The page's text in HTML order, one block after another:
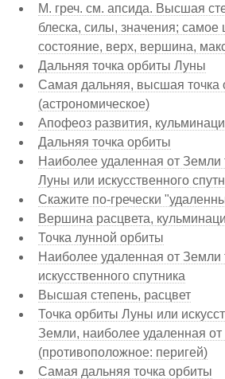
М. греч. см. апсида. Высшая
блеска, силы, значения; самое
состояние, верх, вершина,
Дальняя точка орбиты Луны
Самая дальняя, высшая точка
(астрономическое)
Апофеоз развития,
Дальняя точка орбиты
Наиболее удаленная от Земли
Луны или искусственного
Скажите по-гречески
Вершина расцвета,
Точка лунной орбиты
Наиболее удаленная от Земли
искусственного спутника
Высшая степень, расцвет
Точка орбиты Луны или
Земли, наиболее удаленная
(противоположное: перигей)
Самая дальняя точка орбиты